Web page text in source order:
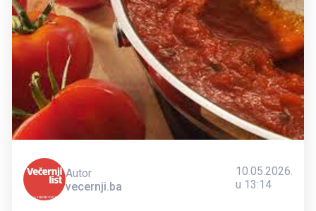
Autor
vecernji.ba
10.05.2026.
u 13:14